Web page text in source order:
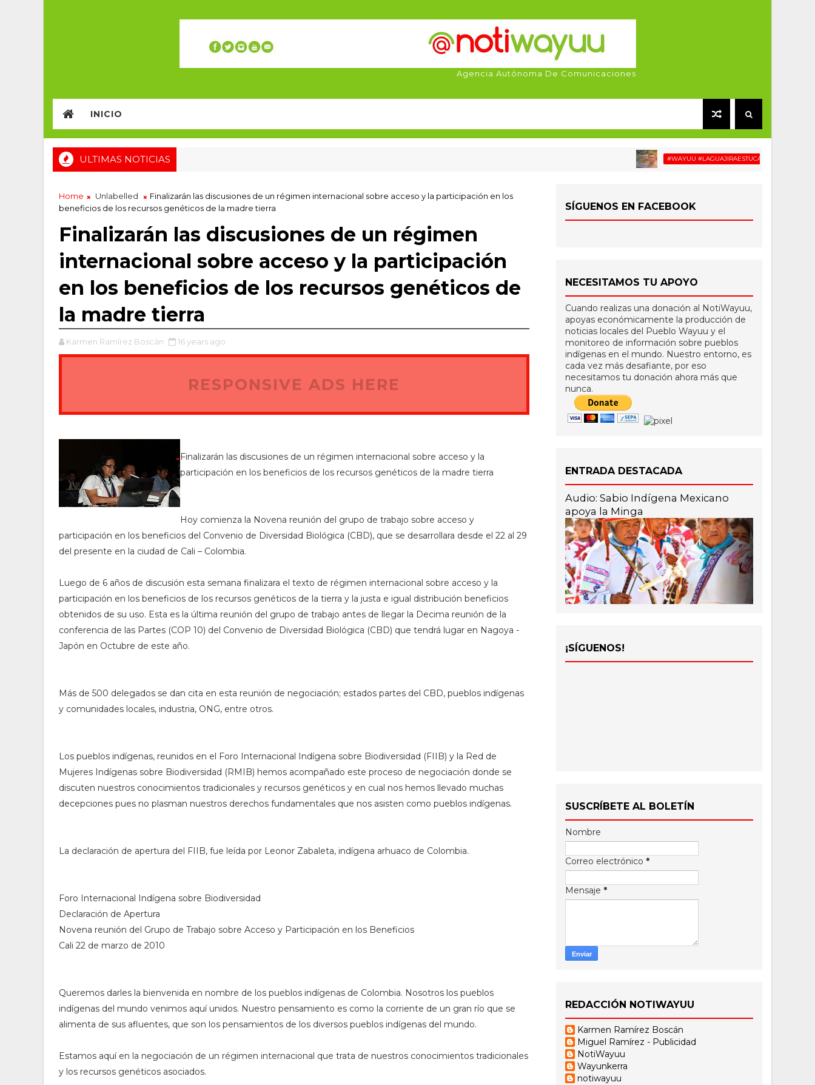
Agencia Autónoma De Comunicaciones
INICIO
ULTIMAS NOTICIAS #WAYUU #LAGUAJIRAESTUCASA #MIGRACIÓN
Home Unlabelled
Finalizarán las discusiones de un régimen internacional sobre acceso y la participación en los
beneficios de los recursos genéticos de la madre tierra
Finalizarán las discusiones de un régimen
internacional sobre acceso y la participación
en los beneficios de los recursos genéticos de
la madre tierra
Karmen Ramírez Boscán 16 years ago
RESPONSIVE ADS HERE
Finalizarán las discusiones de un régimen internacional sobre acceso y la
participación en los beneficios de los recursos genéticos de la madre tierra
Hoy comienza la Novena reunión del grupo de trabajo sobre acceso y
participación en los beneficios del Convenio de Diversidad Biológica (CBD), que se desarrollara desde el 22 al 29
del presente en la ciudad de Cali – Colombia.
Luego de 6 años de discusión esta semana finalizara el texto de régimen internacional sobre acceso y la
participación en los beneficios de los recursos genéticos de la tierra y la justa e igual distribución beneficios
obtenidos de su uso. Esta es la última reunión del grupo de trabajo antes de llegar la Decima reunión de la
conferencia de las Partes (COP 10) del Convenio de Diversidad Biológica (CBD) que tendrá lugar en Nagoya -
Japón en Octubre de este año.
Más de 500 delegados se dan cita en esta reunión de negociación; estados partes del CBD, pueblos indígenas
y comunidades locales, industria, ONG, entre otros.
Los pueblos indígenas, reunidos en el Foro Internacional Indígena sobre Biodiversidad (FIIB) y la Red de
Mujeres Indígenas sobre Biodiversidad (RMIB) hemos acompañado este proceso de negociación donde se
discuten nuestros conocimientos tradicionales y recursos genéticos y en cual nos hemos llevado muchas
decepciones pues no plasman nuestros derechos fundamentales que nos asisten como pueblos indígenas.
La declaración de apertura del FIIB, fue leída por Leonor Zabaleta, indígena arhuaco de Colombia.
Foro Internacional Indígena sobre Biodiversidad
Declaración de Apertura
Novena reunión del Grupo de Trabajo sobre Acceso y Participación en los Beneficios
Cali 22 de marzo de 2010
Queremos darles la bienvenida en nombre de los pueblos indígenas de Colombia. Nosotros los pueblos
indígenas del mundo venimos aquí unidos. Nuestro pensamiento es como la corriente de un gran río que se
alimenta de sus afluentes, que son los pensamientos de los diversos pueblos indígenas del mundo.
Estamos aquí en la negociación de un régimen internacional que trata de nuestros conocimientos tradicionales
y los recursos genéticos asociados.
SÍGUENOS EN FACEBOOK
NECESITAMOS TU APOYO
Cuando realizas una donación al NotiWayuu,
apoyas económicamente la producción de
noticias locales del Pueblo Wayuu y el
monitoreo de información sobre pueblos
indígenas en el mundo. Nuestro entorno, es
cada vez más desafiante, por eso
necesitamos tu donación ahora más que
nunca.
ENTRADA DESTACADA
Audio: Sabio Indígena Mexicano
apoya la Minga
¡SÍGUENOS!
SUSCRÍBETE AL BOLETÍN
Nombre
Correo electrónico *
Mensaje *
REDACCIÓN NOTIWAYUU
Karmen Ramírez Boscán
Miguel Ramírez - Publicidad
NotiWayuu
Wayunkerra
notiwayuu